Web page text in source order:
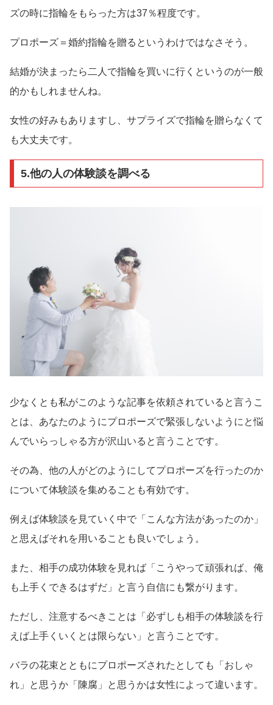
ズの時に指輪をもらった方は37％程度です。
プロポーズ＝婚約指輪を贈るというわけではなさそう。
結婚が決まったら二人で指輪を買いに行くというのが一般
的かもしれませんね。
女性の好みもありますし、サプライズで指輪を贈らなくて
も大丈夫です。
5.他の人の体験談を調べる
少なくとも私がこのような記事を依頼されていると言うこ
とは、あなたのようにプロポーズで緊張しないようにと悩
んでいらっしゃる方が沢山いると言うことです。
その為、他の人がどのようにしてプロポーズを行ったのか
について体験談を集めることも有効です。
例えば体験談を見ていく中で「こんな方法があったのか」
と思えばそれを用いることも良いでしょう。
また、相手の成功体験を見れば「こうやって頑張れば、俺
も上手くできるはずだ」と言う自信にも繋がります。
ただし、注意するべきことは「必ずしも相手の体験談を行
えば上手くいくとは限らない」と言うことです。
バラの花束とともにプロポーズされたとしても「おしゃ
れ」と思うか「陳腐」と思うかは女性によって違います。